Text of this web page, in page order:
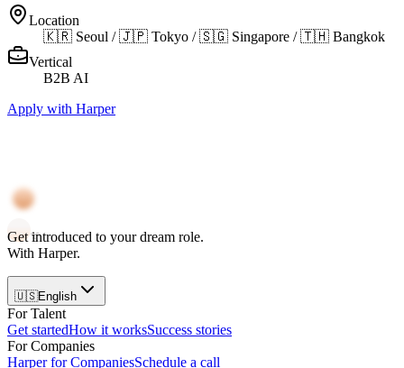
Location
🇰🇷 Seoul / 🇯🇵 Tokyo / 🇸🇬 Singapore / 🇹🇭 Bangkok
Vertical
B2B AI
Apply with Harper
Getintroduced to your dream role.
With Harper.
🇺🇸English
For Talent
Get startedHow it worksSuccess stories
For Companies
Harper for CompaniesSchedule a call